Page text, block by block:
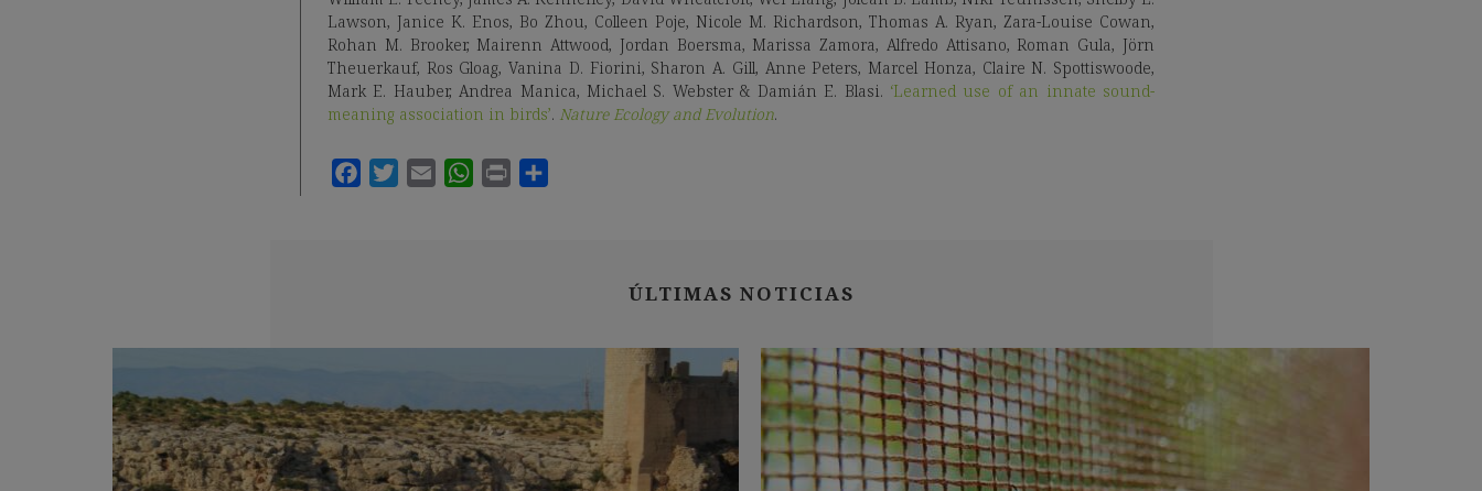
Lawson, Janice K. Enos, Bo Zhou, Colleen Poje, Nicole M. Richardson, Thomas A. Ryan, Zara-Louise Cowan,
Rohan M. Brooker, Mairenn Attwood, Jordan Boersma, Marissa Zamora, Alfredo Attisano, Roman Gula, Jörn
Theuerkauf, Ros Gloag, Vanina D. Fiorini, Sharon A. Gill, Anne Peters, Marcel Honza, Claire N. Spottiswoode,
Mark E. Hauber, Andrea Manica, Michael S. Webster & Damián E. Blasi. ‘Learned use of an innate sound-
meaning association in birds’. Nature Ecology and Evolution.
ÚLTIMAS NOTICIAS